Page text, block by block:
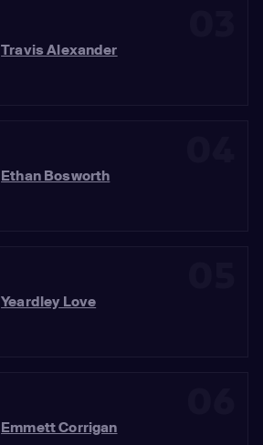
Travis Alexander
Ethan Bosworth
Yeardley Love
Emmett Corrigan